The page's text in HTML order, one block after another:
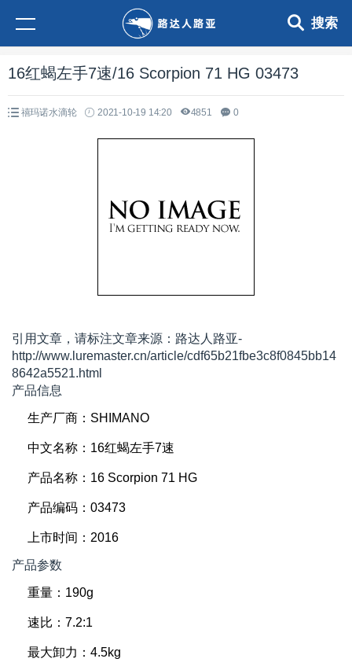
搜索
16红蝎左手7速/16 Scorpion 71 HG 03473
禧玛诺水滴轮 2021-10-19 14:20 4851 0
引用文章，请标注文章来源：路达人路亚-
http://www.luremaster.cn/article/cdf65b21fbe3c8f0845bb14
8642a5521.html
产品信息
生产厂商：SHIMANO
中文名称：16红蝎左手7速
产品名称：16 Scorpion 71 HG
产品编码：03473
上市时间：2016
产品参数
重量：190g
速比：7.2:1
最大卸力：4.5kg